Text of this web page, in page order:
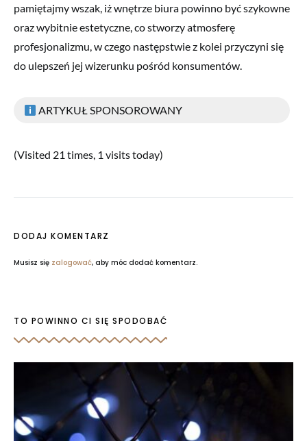
pamiętajmy wszak, iż wnętrze biura powinno być szykowne
oraz wybitnie estetyczne, co stworzy atmosferę
profesjonalizmu, w czego następstwie z kolei przyczyni się
do ulepszeń jej wizerunku pośród konsumentów.
ARTYKUŁ SPONSOROWANY
(Visited 21 times, 1 visits today)
DODAJ KOMENTARZ
Musisz się zalogować, aby móc dodać komentarz.
TO POWINNO CI SIĘ SPODOBAĆ